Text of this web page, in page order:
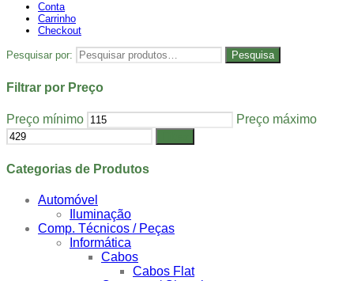
Conta
Carrinho
Checkout
Pesquisar por: Pesquisa
Filtrar por Preço
Preço mínimo Preço máximo
Categorias de Produtos
Automóvel
Iluminação
Comp. Técnicos / Peças
Informática
Cabos
Cabos Flat